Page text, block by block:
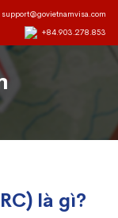
support@govietnamvisa.com
+84.903.278.853
là gì?